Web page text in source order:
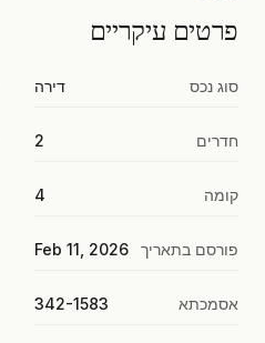
פרטים עיקריים
סוג נכס דירה
חדרים 2
קומה 4
פורסם בתאריך Feb 11, 2026
אסמכתא 342-1583